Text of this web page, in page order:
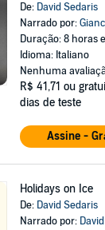
De: David Sedaris
Narrado por:
Duração: 8 horas
Idioma: Italiano
Nenhuma
R$ 41,71 ou
dias de teste
Assine -
Holidays on Ice
De: David Sedaris
Narrado por: